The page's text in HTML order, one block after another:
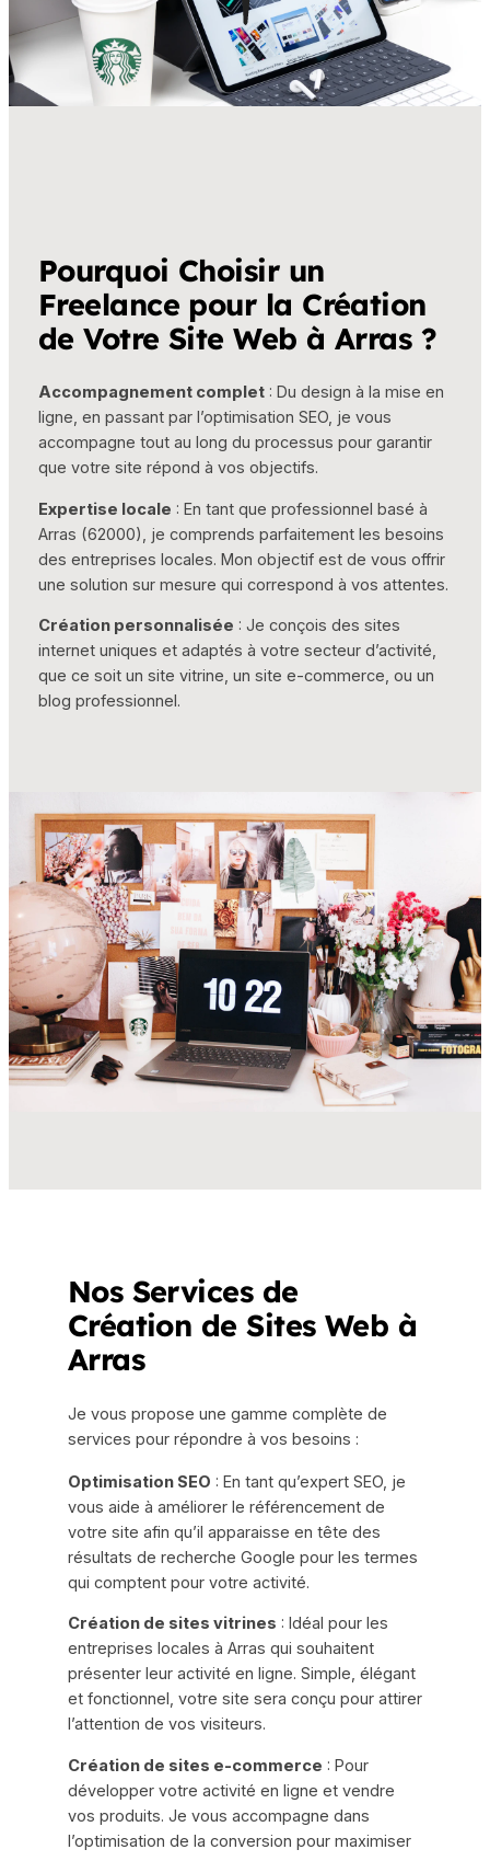
Pourquoi Choisir un
Freelance pour la Création
de Votre Site Web à Arras ?
Accompagnement complet: Du design à la mise en
ligne, en passant par l’optimisation SEO, je vous
accompagne tout au long du processus pour garantir
que votre site répond à vos objectifs.
Expertise locale : En tant que professionnel basé à
Arras (62000), je comprends parfaitement les besoins
des entreprises locales. Mon objectif est de vous offrir
une solution sur mesure qui correspond à vos attentes.
Création personnalisée : Je conçois des sites
internet uniques et adaptés à votre secteur d’activité,
que ce soit un site vitrine, un site e-commerce, ou un
blog professionnel.
Nos Services de
Création de Sites Web à
Arras
Je vous propose une gamme complète de
services pour répondre à vos besoins :
Optimisation SEO : En tant qu’expert SEO, je
vous aide à améliorer le référencement de
votre site afin qu’il apparaisse en tête des
résultats de recherche Google pour les termes
qui comptent pour votre activité.
Création de sites vitrines : Idéal pour les
entreprises locales à Arras qui souhaitent
présenter leur activité en ligne. Simple, élégant
et fonctionnel, votre site sera conçu pour attirer
l’attention de vos visiteurs.
Création de sites e-commerce : Pour
développer votre activité en ligne et vendre
vos produits. Je vous accompagne dans
l’optimisation de la conversion pour maximiser